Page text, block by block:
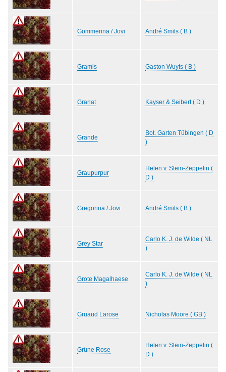
Gommerina / Jovi André Smits ( B )
Gramis Gaston Wuyts ( B )
Granat Kayser & Seibert ( D )
Grande
Bot. Garten Tübingen ( D
)
Graupurpur
Helen v. Stein-Zeppelin (
D )
Gregorina / Jovi André Smits ( B )
Grey Star
Carlo K. J. de Wilde ( NL
)
Grote Magalhaese
Carlo K. J. de Wilde ( NL
)
Gruaud Larose Nicholas Moore ( GB )
Grüne Rose
Helen v. Stein-Zeppelin (
D )